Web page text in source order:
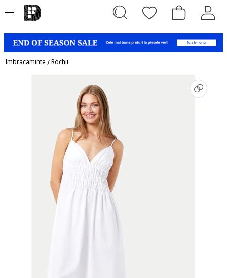
Imbracaminte /Rochii